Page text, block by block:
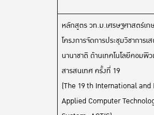
หลักสูตร วท.ม.เศรษฐศาสตร์เ
โครงการจัดการประชุมวิชาการ
นานาชาติ ด้านเทคโนโลยีคอมพิ
สารสนเทศ ครั้งที่ 19
(The 19 th International
Applied Computer